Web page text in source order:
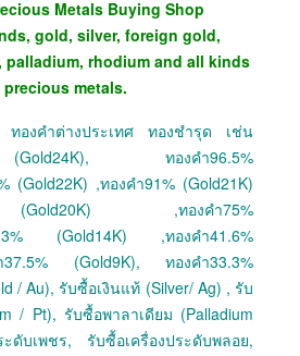
Metals Buying Shop
gold, silver, foreign gold,
palladium, rhodium and all kinds
precious metals.
ทองคำต่างประเทศ ทองชำรุด เช่น
ทองคำ96.5%
(Gold22K) ,ทองคำ91% (Gold21K)
,ทองคำ75%
(Gold14K) ,ทองคำ41.6%
37.5% (Gold9K), ทองคำ33.3%
/ Au), รับซื้อเงินแท้ (Silver/ Ag) , รับ
/ Pt), รับซื้อพาลาเดียม (Palladium
ดับเพชร, รับซื้อเครื่องประดับพลอย,